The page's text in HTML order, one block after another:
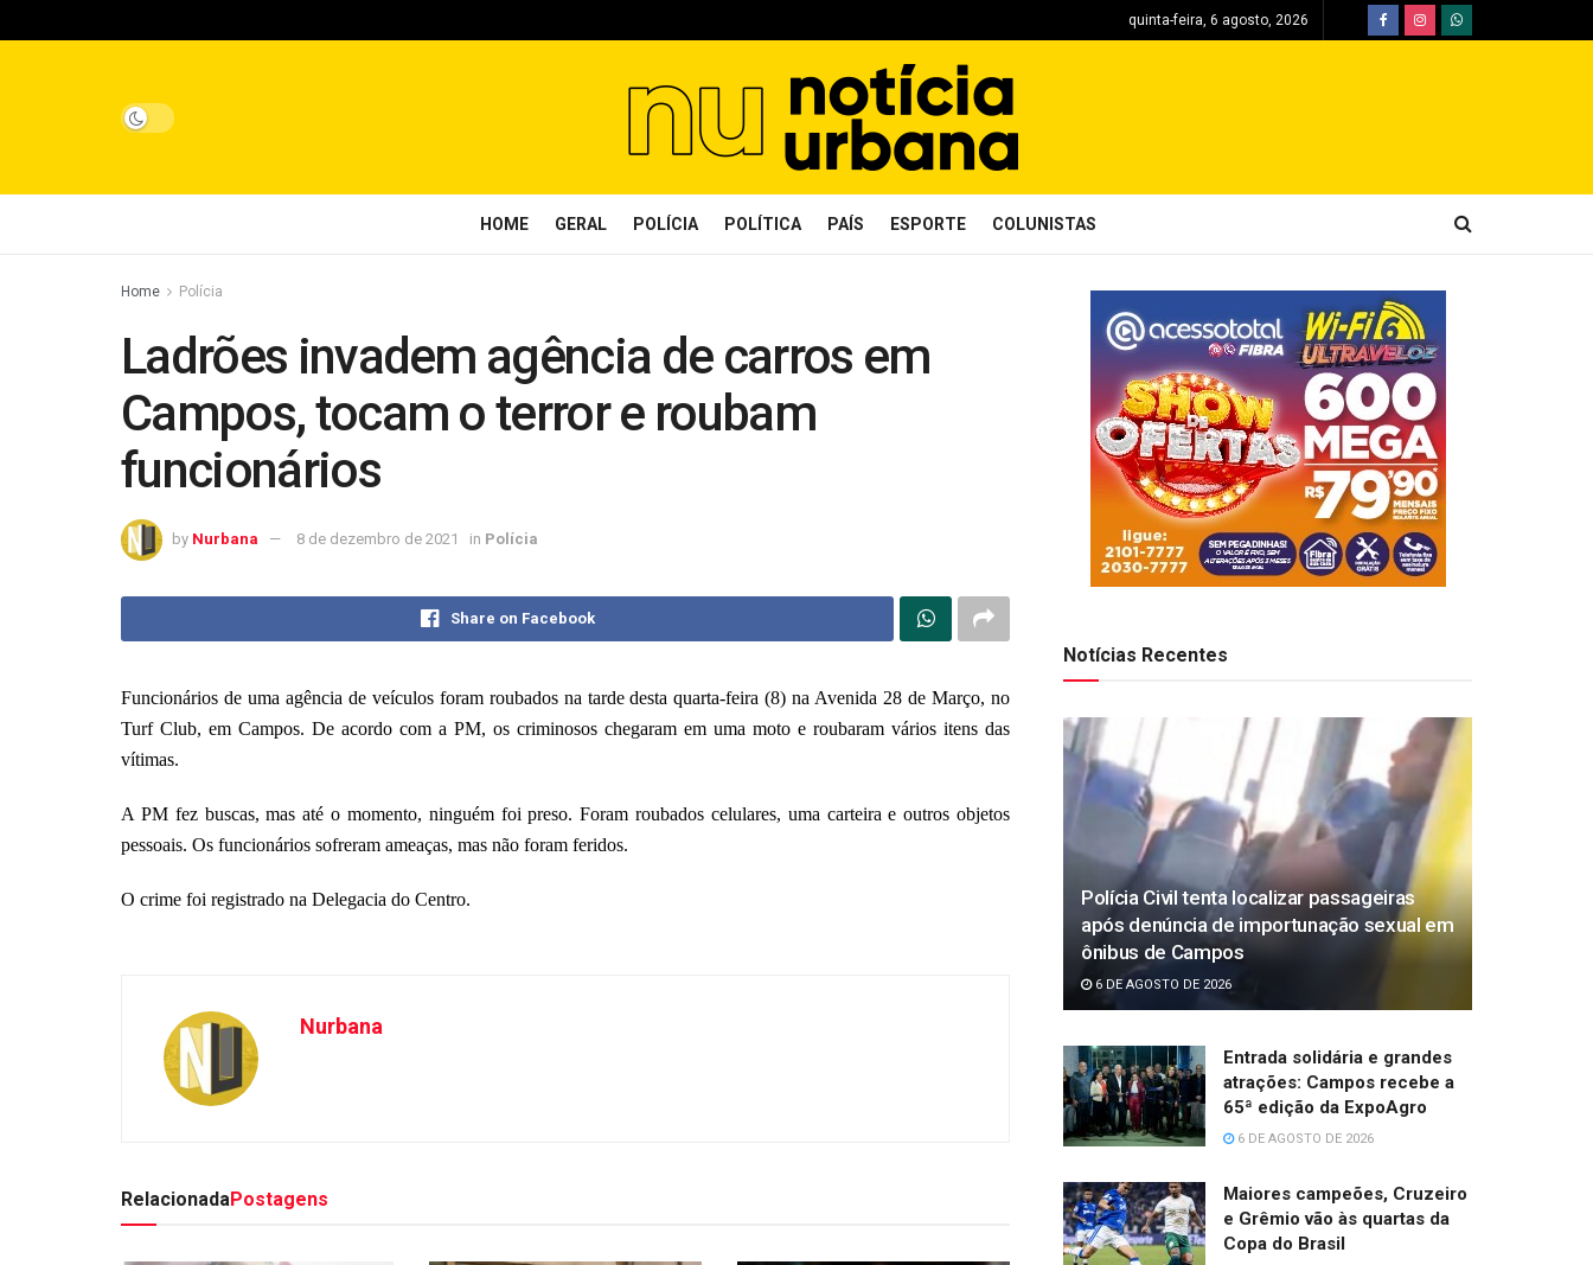
quinta-feira, 6 agosto, 2026
HOME GERAL POLÍCIA POLÍTICA PAÍS ESPORTE COLUNISTAS
Home Polícia
Ladrões invadem agência de carros em
Campos, tocam o terror e roubam
funcionários
by Nurbana 8 de dezembro de 2021 in Polícia
Share on Facebook
Funcionários de uma agência de veículos foram roubados na tarde desta quarta-feira (8) na Avenida 28 de Março, no
Turf Club, em Campos. De acordo com a PM, os criminosos chegaram em uma moto e roubaram vários itens das
vítimas.
A PM fez buscas, mas até o momento, ninguém foi preso. Foram roubados celulares, uma carteira e outros objetos
pessoais. Os funcionários sofreram ameaças, mas não foram feridos.
O crime foi registrado na Delegacia do Centro.
Nurbana
RelacionadaPostagens
Notícias Recentes
Polícia Civil tenta localizar passageiras
após denúncia de importunação sexual em
ônibus de Campos
6 DE AGOSTO DE 2026
Entrada solidária e grandes
atrações: Campos recebe a
65ª edição da ExpoAgro
6 DE AGOSTO DE 2026
Maiores campeões, Cruzeiro
e Grêmio vão às quartas da
Copa do Brasil